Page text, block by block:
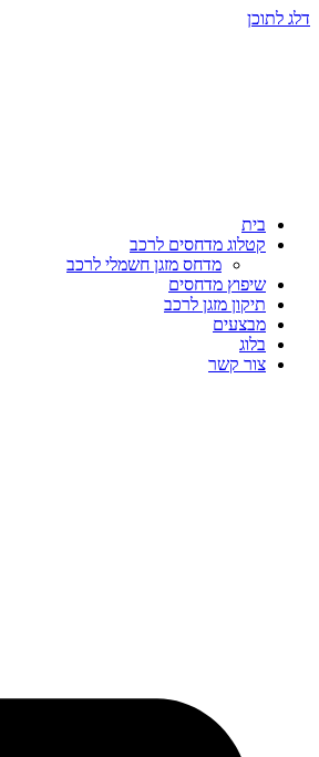
דלג לתוכן
בית
קטלוג מדחסים לרכב
מדחס מזגן חשמלי לרכב
שיפוץ מדחסים
תיקון מזגן לרכב
מבצעים
בלוג
צור קשר